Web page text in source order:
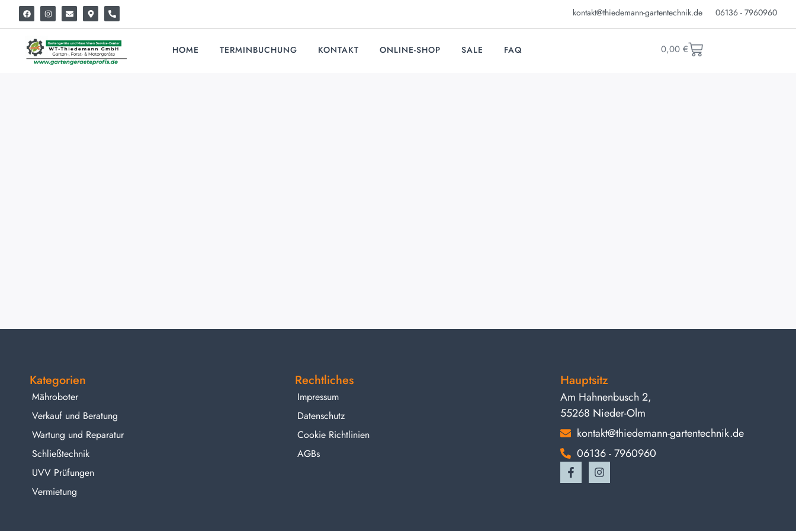
kontakt@thiedemann-gartentechnik.de 06136 - 7960960
HOME TERMINBUCHUNG KONTAKT ONLINE-SHOP SALE FAQ 0,00 €
Kategorien
Mähroboter
Verkauf und Beratung
Wartung und Reparatur
Schließtechnik
UVV Prüfungen
Vermietung
Rechtliches
Impressum
Datenschutz
Cookie Richtlinien
AGBs
Hauptsitz
Am Hahnenbusch 2,
55268 Nieder-Olm
kontakt@thiedemann-gartentechnik.de
06136 - 7960960